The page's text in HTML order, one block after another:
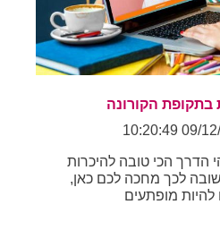
בתקופת הקורונה
הכי טובה להיכרות
לכך מחכה לכם כאן,
להיות מופתעים